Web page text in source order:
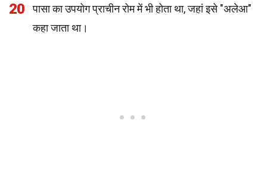
20
पासा का उपयोग प्राचीन रोम में भी होता था, जहां इसे "अलेआ"
कहा जाता था।